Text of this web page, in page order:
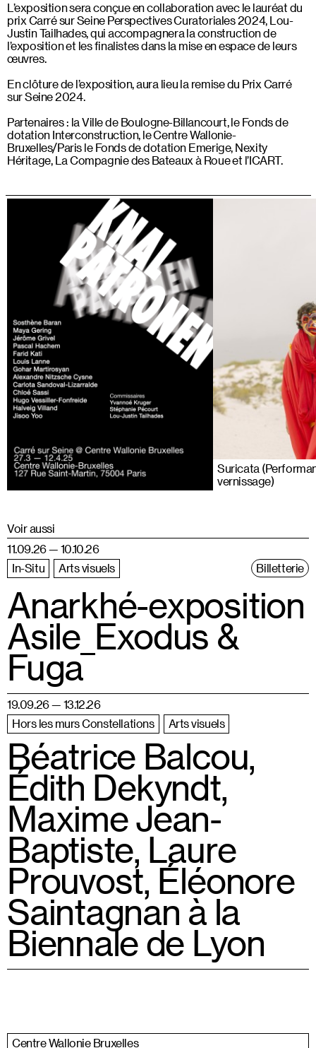
L’exposition sera conçue en collaboration avec le lauréat du
prix Carré sur Seine Perspectives Curatoriales 2024, Lou-
Justin Tailhades, qui accompagnera la construction de
l’exposition et les finalistes dans la mise en espace de leurs
œuvres.
En clôture de l’exposition, aura lieu la remise du Prix Carré
sur Seine 2024.
Partenaires : la Ville de Boulogne-Billancourt, le Fonds de
dotation Interconstruction, le Centre Wallonie-
Bruxelles/Paris le Fonds de dotation Emerige, Nexity
Héritage, La Compagnie des Bateaux à Roue et l’ICART.
Suricata
vernissage)
Voir aussi
11.09.26 — 10.10.26
In-Situ
Arts visuels Billetterie
Anarkhé-exposition
Asile_Exodus &
Fuga
19.09.26 — 13.12.26
Hors les murs Constellations
Arts visuels
Béatrice Balcou,
Édith Dekyndt,
Maxime Jean-
Baptiste, Laure
Prouvost, Éléonore
Saintagnan à la
Biennale de Lyon
Centre Wallonie Bruxelles